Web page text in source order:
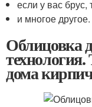
если у вас брус,
и многое другое.
Облицовка
дома